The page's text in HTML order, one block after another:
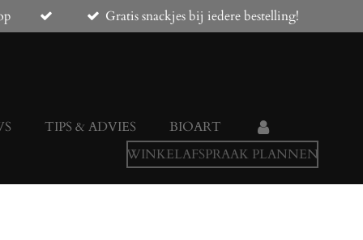
Gratis snackjes bij iedere bestelling!
TIPS & ADVIES
BIOART
WINKELAFSPRAAK PLANNEN